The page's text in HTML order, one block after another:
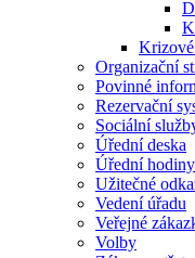
Organizační
Povinné
Rezervační
Sociální
Úřední deska
Úřední hodiny
Užitečné
Vedení úřadu
Veřejné
Volby